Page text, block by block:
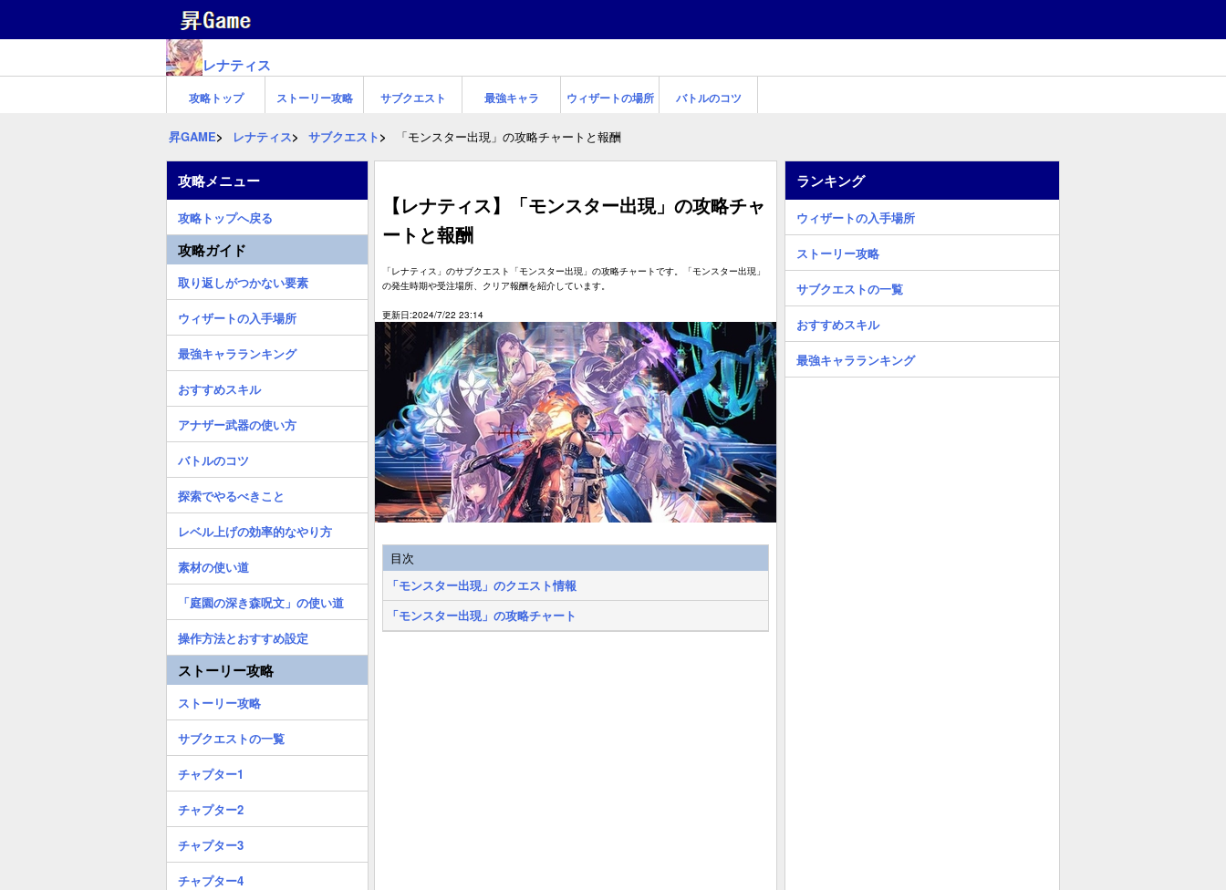
レナティス
攻略トップ ストーリー攻略 サブクエスト 最強キャラ ウィザートの場所 バトルのコツ
昇GAME レナティス サブクエスト 「モンスター出現」の攻略チャートと報酬
【レナティス】「モンスター出現」の攻略チャ
ートと報酬
「レナティス」のサブクエスト「モンスター出現」の攻略チャートです。「モンスター出現」
の発生時期や受注場所、クリア報酬を紹介しています。
更新日:2024/7/22 23:14
目次
「モンスター出現」のクエスト情報
「モンスター出現」の攻略チャート
攻略メニュー
攻略トップへ戻る
攻略ガイド
取り返しがつかない要素
ウィザートの入手場所
最強キャラランキング
おすすめスキル
アナザー武器の使い方
バトルのコツ
探索でやるべきこと
レベル上げの効率的なやり方
素材の使い道
「庭園の深き森呪文」の使い道
操作方法とおすすめ設定
ストーリー攻略
ストーリー攻略
サブクエストの一覧
チャプター1
チャプター2
チャプター3
チャプター4
ランキング
ウィザートの入手場所
ストーリー攻略
サブクエストの一覧
おすすめスキル
最強キャラランキング